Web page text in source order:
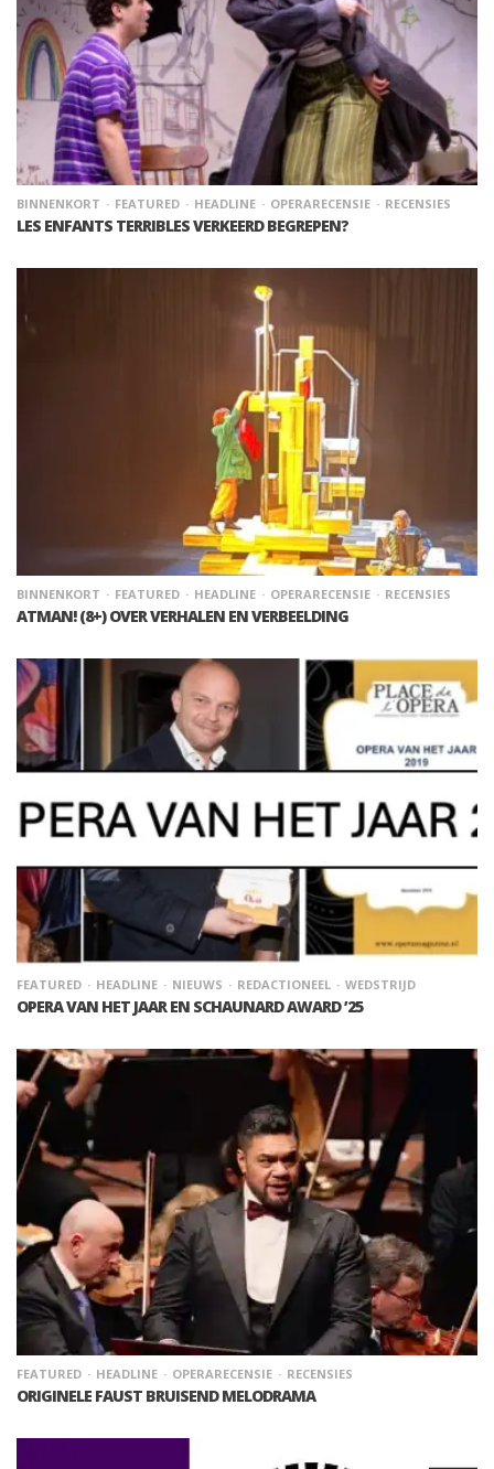
BINNENKORT FEATURED HEADLINE OPERARECENSIE RECENSIES
LES ENFANTS TERRIBLES VERKEERD BEGREPEN?
BINNENKORT FEATURED HEADLINE OPERARECENSIE RECENSIES
ATMAN! (8+) OVER VERHALEN EN VERBEELDING
FEATURED HEADLINE NIEUWS REDACTIONEEL WEDSTRIJD
OPERA VAN HET JAAR EN SCHAUNARD AWARD ’25
FEATURED HEADLINE OPERARECENSIE RECENSIES
ORIGINELE FAUST BRUISEND MELODRAMA